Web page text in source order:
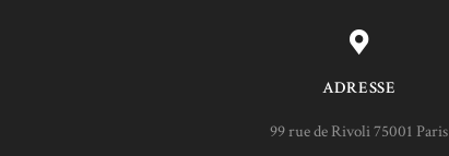
ADRESSE
99 rue de Rivoli 75001 Paris